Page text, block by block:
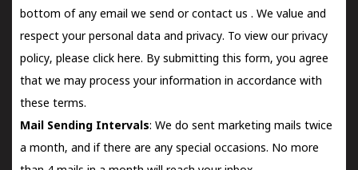
bottom of any email we send orcontact us . We value and
respect your personal data and privacy. To view our privacy
policy, please click here. By submitting this form, you agree
that we may process your information in accordance with
these terms.
Mail Sending Intervals: We do sent marketing mails twice
a month, and if there are any special occasions. No more